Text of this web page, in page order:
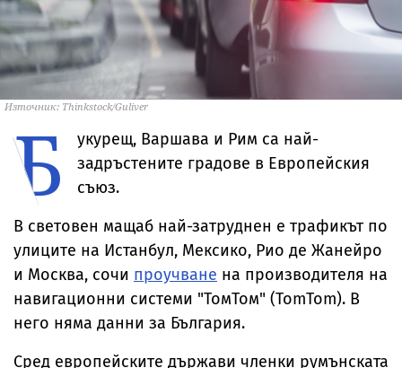
Източник: Thinkstock/Guliver
Б
укурещ, Варшава и Рим са най-
задръстените градове в Европейския
съюз.
В световен мащаб най-затруднен е трафикът по
улиците на Истанбул, Мексико, Рио де Жанейро
и Москва, сочи проучване на производителя на
навигационни системи "ТомТом" (TomTom). В
него няма данни за България.
Сред европейските държави членки румънската